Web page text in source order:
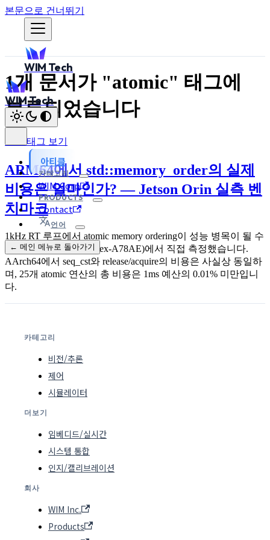
본문으로 건너뛰기
WIM Tech
WIM Tech
아티클
카테고리
WIM Corp
PRODUCTS
Contact
언어
← 메인 메뉴로 돌아가기
1개 문서가 "atomic" 태그에
분류되었습니다
모든 태그 보기
ARM64에서 std::memory_order의 실제
비용은 얼마인가? — Jetson Orin 실측 벤
치마크
1kHz RT 루프에서 atomic memory ordering이 성능 병목이 될 수
있는지 Jetson Orin(Cortex-A78AE)에서 직접 측정했습니다.
AArch64에서 seq_cst와 release/acquire의 비용은 사실상 동일하
며, 25개 atomic 연산의 총 비용은 1ms 예산의 0.01% 미만입니
다.
카테고리
비전/추론
제어
시뮬레이터
더보기
임베디드/실시간
시스템 통합
인지/캘리브레이션
회사
WIM Inc.
Products